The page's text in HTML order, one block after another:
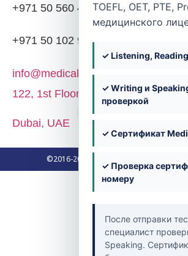
TOEFL, OET, PTE,
медицинского
✓ Listening,
✓ Writing и
проверкой
✓ Сертификат
✓ Проверка
номеру
После отправки
специалист
Speaking.
+971 50 560 4203
+971 50 102 9382
info@medicalsolidarity.ae
122, 1st Floor, Block 02, Dubai
Dubai, UAE
©2016-2026. Medical Solidarity. All